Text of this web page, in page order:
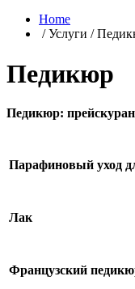
Home
/ Услуги /
Педикюр
Педикюр:
Парафиновый уход
Лак
Французский